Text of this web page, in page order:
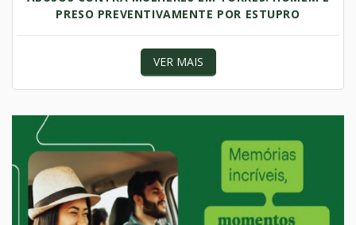
PRESO PREVENTIVAMENTE POR ESTUPRO
VER MAIS